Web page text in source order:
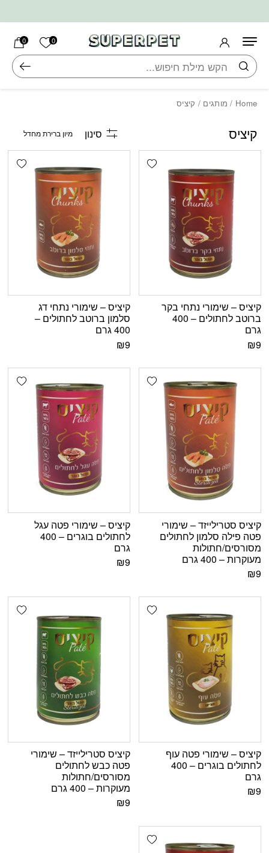
0 הרשימה
0
חיפוש
Home
/ מותגים / קיציס
קיציס סינון
Add wishlist
קיציס – שימורי נתחי בקר
ברוטב לחתולים – 400
גרם
₪9
קיציס – שימורי נתחי דג
סלמון ברוטב לחתולים –
400 גרם
₪9
Add wishlist
קיציס סטרילייזד – שימורי
פטה פילה סלמון לחתולים
מסורסים/חתולות
מעוקרות – 400 גרם
₪9
קיציס – שימורי פטה עגל
לחתולים בוגרים – 400
גרם
₪9
Add wishlist
קיציס – שימורי פטה עוף
לחתולים בוגרים – 400
גרם
₪9
קיציס סטרילייזד – שימורי
פטה כבש לחתולים
מסורסים/חתולות
מעוקרות – 400 גרם
₪9
Add wishlist